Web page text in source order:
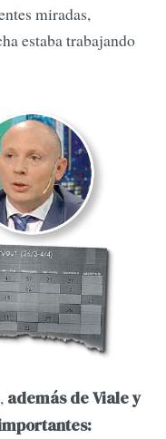
miradas,
estaba trabajando
además de Viale y